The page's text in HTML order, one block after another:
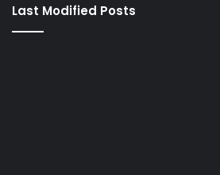
Last Modified Posts